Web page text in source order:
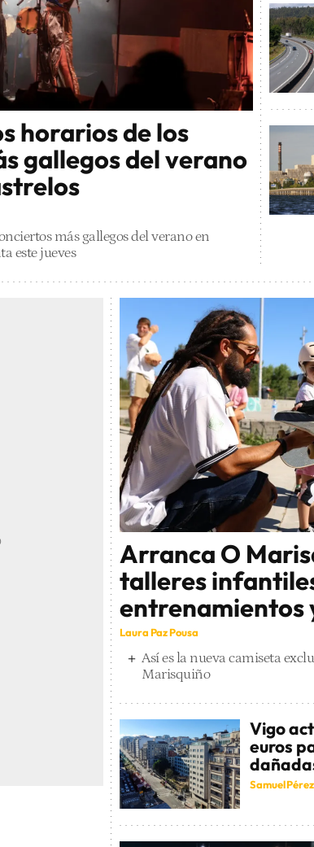
horarios de los
gallegos del verano
más gallegos del verano en
este jueves
Arranca O
talleres
entrenamientos
Laura Paz Pousa
Así es la nueva camiseta
Marisquiño
Vigo
euros
Samuel Pérez